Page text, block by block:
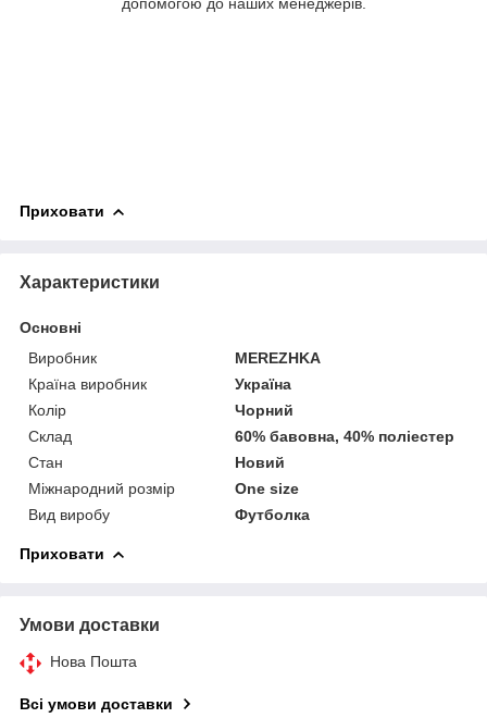
Приховати
Характеристики
Основні
Виробник
MEREZHKA
Країна виробник
Україна
Колір
Чорний
Склад
60% бавовна, 40% поліестер
Стан
Новий
Міжнародний розмір
One size
Вид виробу
Футболка
Приховати
Умови доставки
Нова Пошта
Всі умови доставки